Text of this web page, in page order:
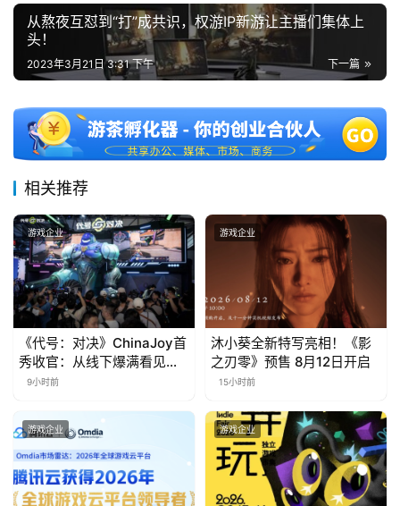
0
第
三
届
金
茶
7
月
3
0
游
茶
从熬夜互怼到“打”成共识，权游IP新游让主播们集体上
头！
下一篇
2023年3月21日 3:31 下午
相关推荐
游戏企业
《代号：对决》ChinaJoy首
秀收官：从线下爆满看见玩
家的真实期待
9小时前
游戏企业
沐小葵全新特写亮相！《影
之刃零》预售 8月12日开启
15小时前
游戏企业 游戏企业